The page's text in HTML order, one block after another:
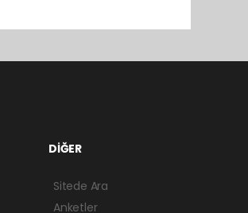
DİĞER
Sitede Ara
Anketler